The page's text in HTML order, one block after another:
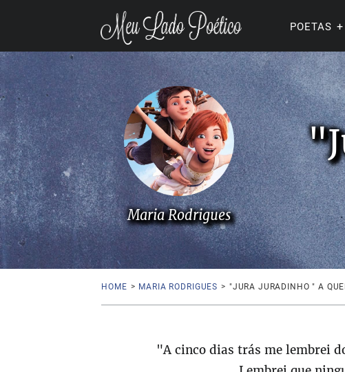
POETAS
Maria Rodrigues
HOME > MARIA RODRIGUES > "JURA JURADINHO " A
"A cinco dias trás me lembrei